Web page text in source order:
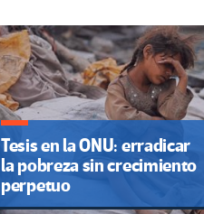
Tesis en la ONU: erradicar
la pobreza sin crecimiento
perpetuo